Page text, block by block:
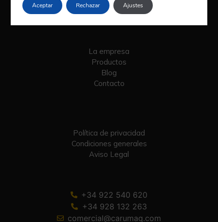
La empresa
Productos
Blog
Contacto
Política de privacidad
Condiciones generales
Aviso Legal
+34 922 540 620
+34 928 132 263
comercial@carumaq.com
Aceptar Rechazar Ajustes